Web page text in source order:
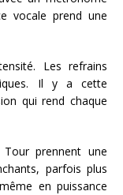
vocale prend une
Les refrains
Il y a cette
qui rend chaque
prennent une
parfois plus
en puissance